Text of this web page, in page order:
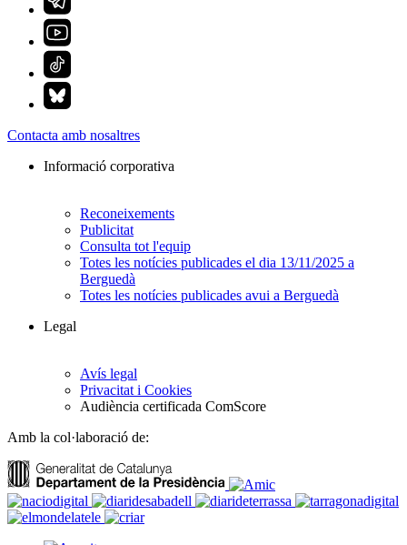
Contacta amb nosaltres
Informació corporativa
Reconeixements
Publicitat
Consulta tot l'equip
Totes les notícies publicades el dia 13/11/2025 a
Berguedà
Totes les notícies publicades avui a Berguedà
Legal
Avís legal
Privacitat i Cookies
Audiència certificada ComScore
Amb la col·laboració de: